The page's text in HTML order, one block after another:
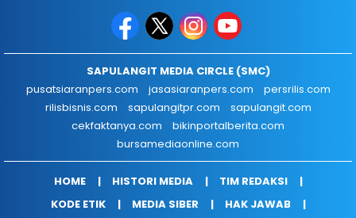
SAPULANGIT MEDIA CIRCLE (SMC)
pusatsiaranpers.com
jasasiaranpers.com
persrilis.com
rilisbisnis.com
sapulangitpr.com
sapulangit.com
cekfaktanya.com
bikinportalberita.com
bursamediaonline.com
HOME HISTORI MEDIA
TIM REDAKSI
KODE ETIK
MEDIA SIBER
HAK JAWAB